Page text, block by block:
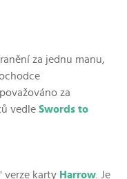
za jednu manu,
za
vedle Swords to
verze karty Harrow . Je